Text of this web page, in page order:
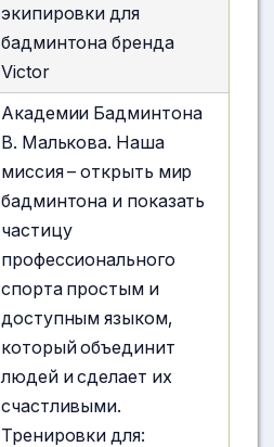
экипировки для
бадминтона бренда
Victor
Академии Бадминтона
В. Малькова. Наша
миссия – открыть мир
бадминтона и показать
частицу
профессионального
спорта простым и
доступным языком,
который объединит
людей и сделает их
счастливыми.
Тренировки для: